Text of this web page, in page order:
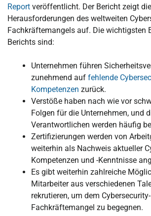
Report veröffentlicht. Der Bericht zeigt
Herausforderungen des weltweiten
Fachkräftemangels auf. Die wichtigsten
Berichts sind:
Unternehmen führen
zunehmend auf fehlende
Kompetenzen zurück.
Verstöße haben nach wie vor
Folgen für die Unternehmen, und
Verantwortlichen werden häufig
Zertifizierungen werden von
weiterhin als Nachweis aktueller
Kompetenzen und -Kenntnisse
Es gibt weiterhin zahlreiche
Mitarbeiter aus verschiedenen
rekrutieren, um dem Cybersecurity-
Fachkräftemangel zu begegnen.